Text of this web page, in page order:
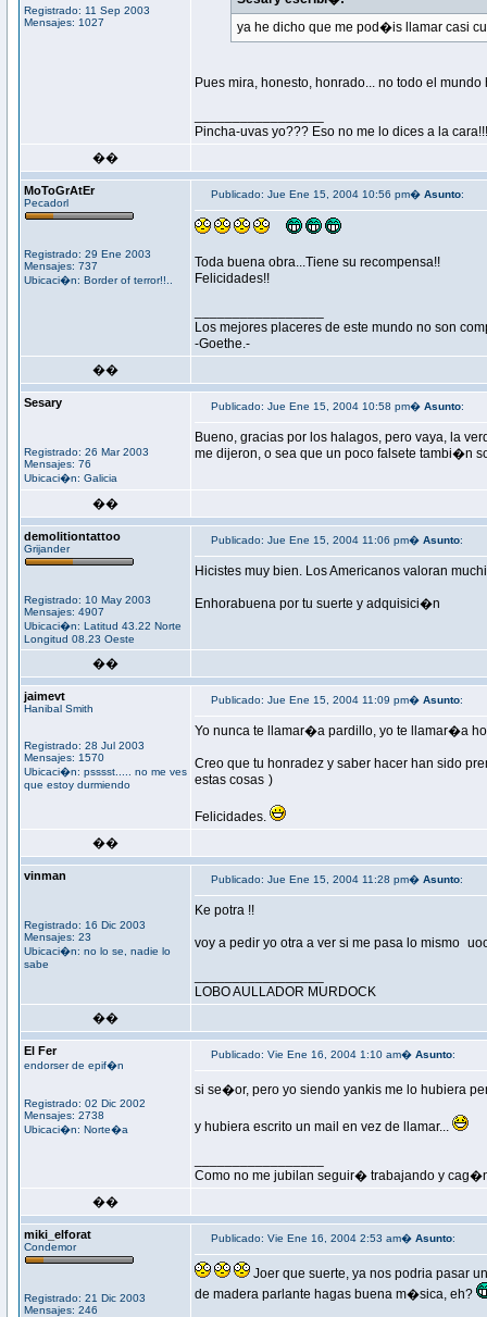
Registrado: 11 Sep 2003
Mensajes: 1027
ya he dicho que me pod�is llamar casi
Pues mira, honesto, honrado... no todo el
Pincha-uvas yo??? Eso no me lo dices a la cara!!!
��
MoToGrAtEr
Pecadorl
Registrado: 29 Ene 2003
Mensajes: 737
Ubicaci�n: Border of terror!!..
Publicado: Jue Ene 15, 2004 10:56 pm� Asunto:
Toda buena obra...Tiene su recompensa!!
Felicidades!!
Los mejores placeres de este mundo no son
-Goethe.-
��
Sesary
Registrado: 26 Mar 2003
Mensajes: 76
Ubicaci�n: Galicia
Publicado: Jue Ene 15, 2004 10:58 pm� Asunto:
Bueno, gracias por los halagos, pero vaya, la
me dijeron, o sea que un poco falsete tambi�n
��
demolitiontattoo
Grijander
Registrado: 10 May 2003
Mensajes: 4907
Ubicaci�n: Latitud 43.22 Norte
Longitud 08.23 Oeste
Publicado: Jue Ene 15, 2004 11:06 pm� Asunto:
Hicistes muy bien. Los Americanos valoran
Enhorabuena por tu suerte y adquisici�n
��
jaimevt
Hanibal Smith
Registrado: 28 Jul 2003
Mensajes: 1570
Ubicaci�n: psssst..... no me ves
que estoy durmiendo
Publicado: Jue Ene 15, 2004 11:09 pm� Asunto:
Yo nunca te llamar�a pardillo, yo te llamar�a
Creo que tu honradez y saber hacer han sido
estas cosas )
Felicidades.
��
vinman
Registrado: 16 Dic 2003
Mensajes: 23
Ubicaci�n: no lo se, nadie lo
sabe
Publicado: Jue Ene 15, 2004 11:28 pm� Asunto:
Ke potra !!
voy a pedir yo otra a ver si me pasa lo mismo
LOBO AULLADOR MURDOCK
��
El Fer
endorser de epif�n
Registrado: 02 Dic 2002
Mensajes: 2738
Ubicaci�n: Norte�a
Publicado: Vie Ene 16, 2004 1:10 am� Asunto:
si se�or, pero yo siendo yankis me lo hubiera
y hubiera escrito un mail en vez de llamar...
Como no me jubilan seguir� trabajando y
��
miki_elforat
Condemor
Registrado: 21 Dic 2003
Mensajes: 246
Publicado: Vie Ene 16, 2004 2:53 am� Asunto:
Joer que suerte, ya nos podria pasar
de madera parlante hagas buena m�sica, eh?